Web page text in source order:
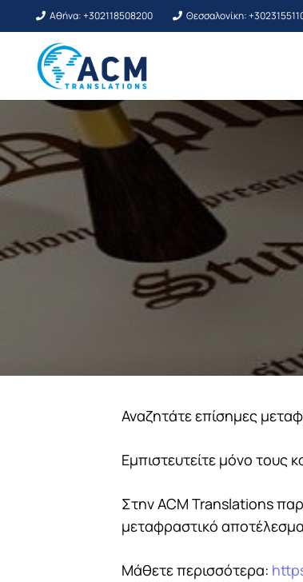
Αθήνα: +302118508200 Θεσσαλονίκη:
Αναζητάτε επίσημες
Εμπιστευτείτε μόνο τους
Στην ACM Translations
μεταφραστικό
Μάθετε περισσότερα: